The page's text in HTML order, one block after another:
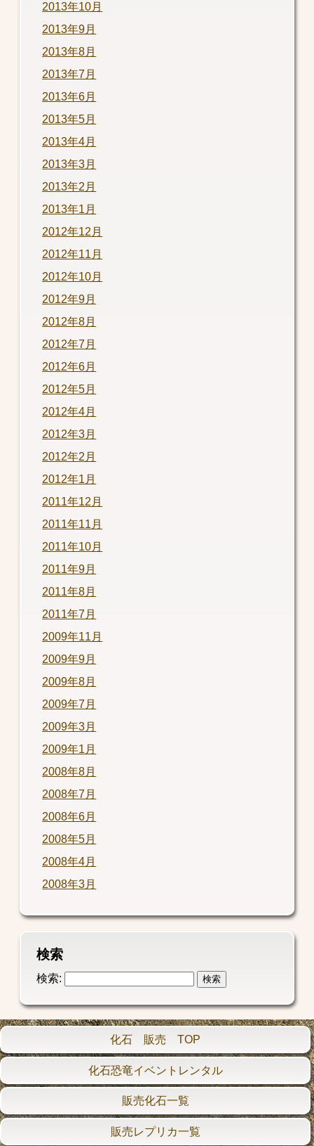
2013年10月
2013年9月
2013年8月
2013年7月
2013年6月
2013年5月
2013年4月
2013年3月
2013年2月
2013年1月
2012年12月
2012年11月
2012年10月
2012年9月
2012年8月
2012年7月
2012年6月
2012年5月
2012年4月
2012年3月
2012年2月
2012年1月
2011年12月
2011年11月
2011年10月
2011年9月
2011年8月
2011年7月
2009年11月
2009年9月
2009年8月
2009年7月
2009年3月
2009年1月
2008年8月
2008年7月
2008年6月
2008年5月
2008年4月
2008年3月
検索
検索:
化石 販売 TOP
化石恐竜イベントレンタル
販売化石一覧
販売レプリカ一覧